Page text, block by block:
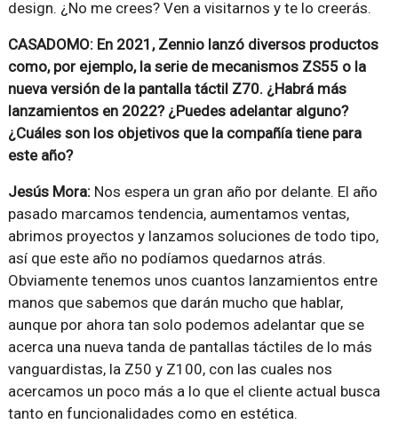
design. ¿No me crees? Ven a visitarnos y te lo creerás.
CASADOMO: En 2021, Zennio lanzó diversos productos
como, por ejemplo, la serie de mecanismos ZS55 o la
nueva versión de la pantalla táctil Z70. ¿Habrá más
lanzamientos en 2022? ¿Puedes adelantar alguno?
¿Cuáles son los objetivos que la compañía tiene para
este año?
Jesús Mora:Nos espera un gran año por delante. El año
pasado marcamos tendencia, aumentamos ventas,
abrimos proyectos y lanzamos soluciones de todo tipo,
así que este año no podíamos quedarnos atrás.
Obviamente tenemos unos cuantos lanzamientos entre
manos que sabemos que darán mucho que hablar,
aunque por ahora tan solo podemos adelantar que se
acerca una nueva tanda de pantallas táctiles de lo más
vanguardistas, la Z50 y Z100, con las cuales nos
acercamos un poco más a lo que el cliente actual busca
tanto en funcionalidades como en estética.